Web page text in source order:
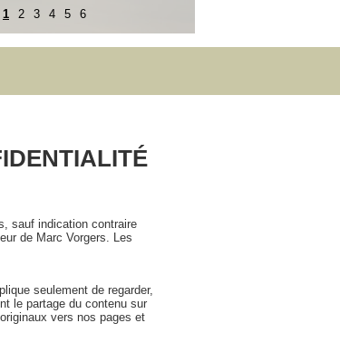
1 2 3 4 5 6
sauf indication contraire
de Marc Vorgers. Les
seulement de regarder,
le partage du contenu sur
vers nos pages et